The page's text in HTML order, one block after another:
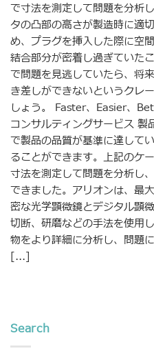
で寸法を測定して問題を分析
タの凸部の高さが製造時に適
め、プラグを挿入した際に空
結合部分が密着し過ぎていた
で問題を見逃していたら、将
き差しができないというクレ
しょう。 Faster、Easier、
コンサルティングサービス 製
で製品の品質が基準に達して
ることができます。上記のケ
寸法を測定して問題を分析し
できました。アリオンは、最
密な光学顕微鏡とデジタル顕
切断、研磨などの手法を使用
物をより詳細に分析し、問題
[...]
Search